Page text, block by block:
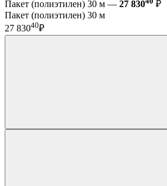
Пакет (полиэтилен) 30 м — 27 830
₽
Пакет (полиэтилен) 30 м
27 83040₽